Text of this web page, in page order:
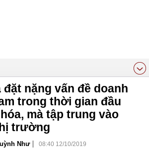
nặng vấn đề doanh
trong thời gian đầu
mà tập trung vào
trường
Như | 08:40 12/10/2019